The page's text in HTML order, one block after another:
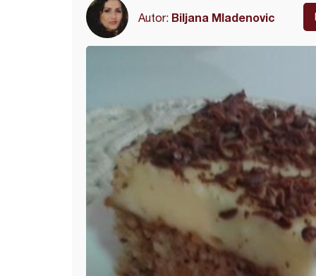
Autor: Biljana Mladenovic